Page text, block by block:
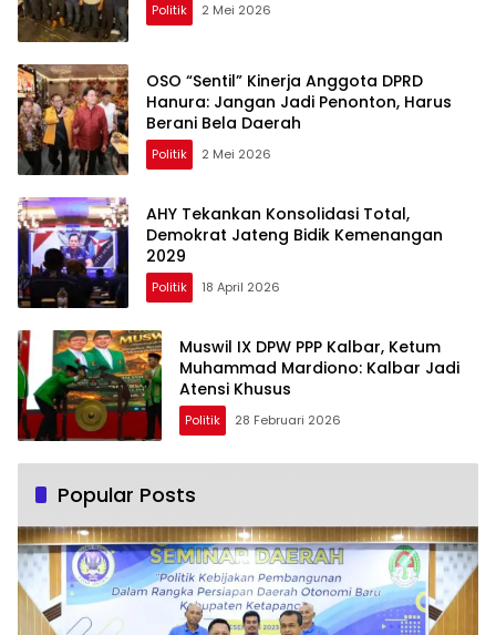
Politik 2 Mei 2026
OSO “Sentil” Kinerja Anggota DPRD
Hanura: Jangan Jadi Penonton, Harus
Berani Bela Daerah
Politik 2 Mei 2026
AHY Tekankan Konsolidasi Total,
Demokrat Jateng Bidik Kemenangan
2029
Politik 18 April 2026
Muswil IX DPW PPP Kalbar, Ketum
Muhammad Mardiono: Kalbar Jadi
Atensi Khusus
Politik 28 Februari 2026
Popular Posts